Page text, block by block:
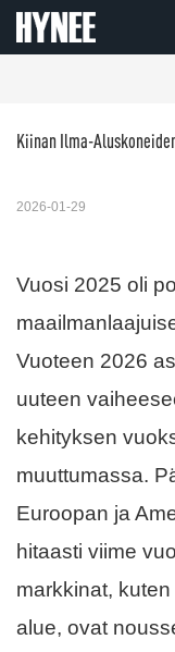
Kiinan Ilma-
2026-01-29
Vuosi 2025 oli
Vuoteen 2026
uuteen
kehityksen
muuttumassa.
Euroopan ja
hitaasti viime
markkinat,
alue, ovat